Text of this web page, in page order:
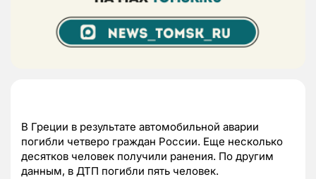
В Греции в результате автомобильной аварии
погибли четверо граждан России. Еще несколько
десятков человек получили ранения. По другим
данным, в ДТП погибли пять человек.